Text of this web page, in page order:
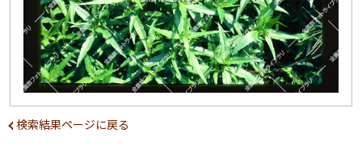
検索結果ページに戻る